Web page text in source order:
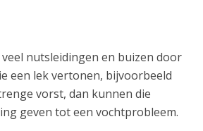
nutsleidingen en buizen door
een lek vertonen, bijvoorbeeld
vorst, dan kunnen die
geven tot een vochtprobleem.